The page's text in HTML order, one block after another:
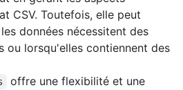
CSV. Toutefois, elle peut
données nécessitent des
ou lorsqu'elles contiennent des
offre une flexibilité et une